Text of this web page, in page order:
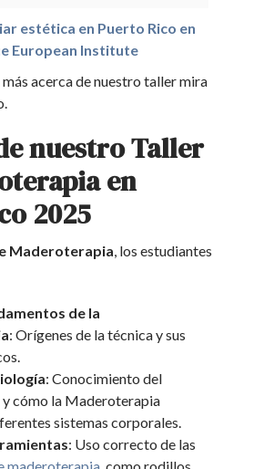
estética en Puerto Rico en
European Institute
acerca de nuestro taller mira
nuestro Taller
en
2025
Maderoterapia, los estudiantes
de la
: Orígenes de la técnica y sus
: Conocimiento del
y cómo la Maderoterapia
sistemas corporales.
: Uso correcto de las